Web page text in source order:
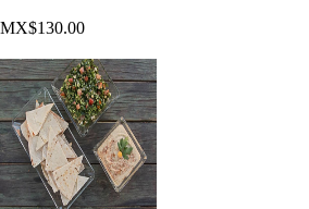
MX$130.00